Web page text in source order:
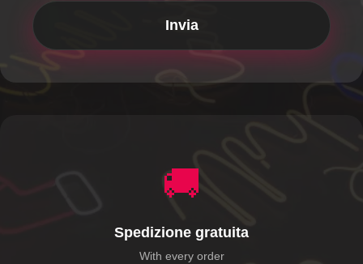
🚚
Spedizione gratuita
With every order